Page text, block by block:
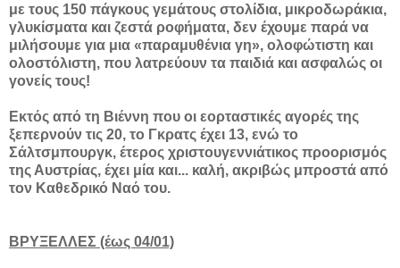
με τους 150 πάγκους γεμάτους στολίδια, μικροδωράκια,
γλυκίσματα και ζεστά ροφήματα, δεν έχουμε παρά να
μιλήσουμε για μια «παραμυθένια γη», ολοφώτιστη και
ολοστόλιστη, που λατρεύουν τα παιδιά και ασφαλώς οι
γονείς τους!
Εκτός από τη Βιέννη που οι εορταστικές αγορές της
ξεπερνούν τις 20, το Γκρατς έχει 13, ενώ το
Σάλτσμπουργκ, έτερος χριστουγεννιάτικος προορισμός
της Αυστρίας, έχει μία και... καλή, ακριβώς μπροστά από
τον Καθεδρικό Ναό του.
ΒΡΥΞΕΛΛΕΣ (έως 04/01)